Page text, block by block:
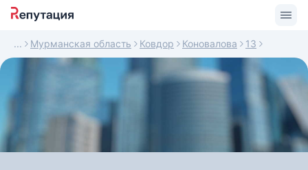
Мурманская область Ковдор Коновалова 13